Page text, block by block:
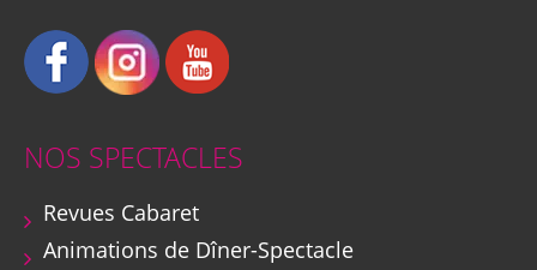
NOS SPECTACLES
Revues Cabaret
Animations de Dîner-Spectacle